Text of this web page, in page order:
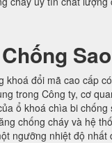
đổi mã cao cấp
trong Công ty, cơ
ổ khoá chìa bi chống
chống cháy và hệ
ngưỡng nhiệt độ nhất